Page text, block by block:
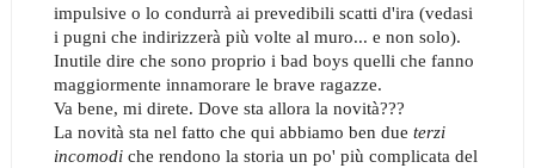
impulsive o lo condurrà ai prevedibili scatti d'ira (vedasi
i pugni che indirizzerà più volte al muro... e non solo).
Inutile dire che sono proprio i bad boys quelli che fanno
maggiormente innamorare le brave ragazze.
Va bene, mi direte. Dove sta allora la novità???
La novità sta nel fatto che qui abbiamo ben due terzi
incomodiche rendono la storia un po' più complicata del